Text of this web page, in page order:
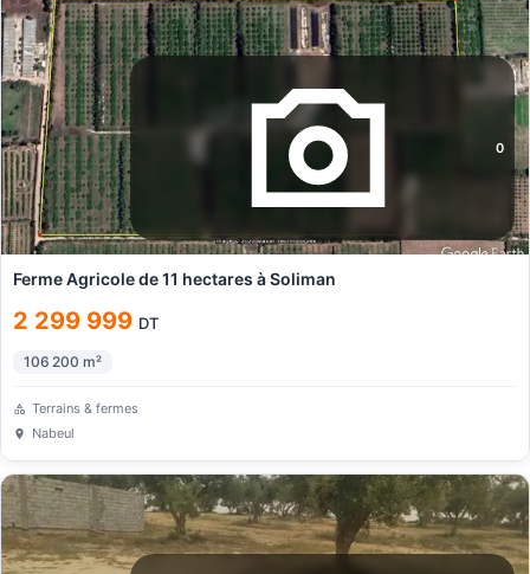
0
Ferme Agricole de 11 hectares à Soliman
2 299 999 DT
106 200 m²
Terrains & fermes
Nabeul